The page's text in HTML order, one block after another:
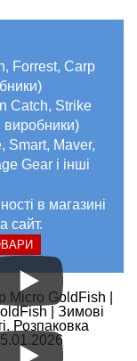
Forrest, Carp
Catch, Strike
виробники)
Smart, Maver,
Gear і інші
в магазині
сайт.
Micro GoldFish |
| Зимові
Розпаковка